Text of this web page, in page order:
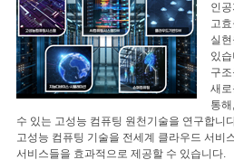
인
고
실
있
구
새
통
수 있는 고성능 컴퓨팅 원천기술을 연구합니
고성능 컴퓨팅 기술을 전세계 클라우드 서비
서비스들을 효과적으로 제공할 수 있습니다.